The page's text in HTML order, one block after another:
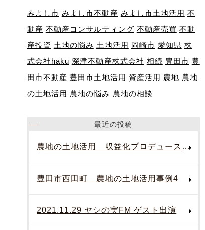
みよし市 みよし市不動産 みよし市土地活用 不
動産 不動産コンサルティング 不動産売買 不動
産投資 土地の悩み 土地活用 岡崎市 愛知県 株
式会社haku 深津不動産株式会社 相続 豊田市 豊
田市不動産 豊田市土地活用 資産活用 農地 農地
の土地活用 農地の悩み 農地の相談
最近の投稿
農地の土地活用 収益化プロデュース！お問合せください。
豊田市西田町 農地の土地活用事例4
2021.11.29 ヤシの実FM ゲスト出演